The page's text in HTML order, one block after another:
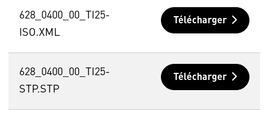
628_0400_00_TI25-
ISO.XML
Télécharger
628_0400_00_TI25-
STP.STP
Télécharger